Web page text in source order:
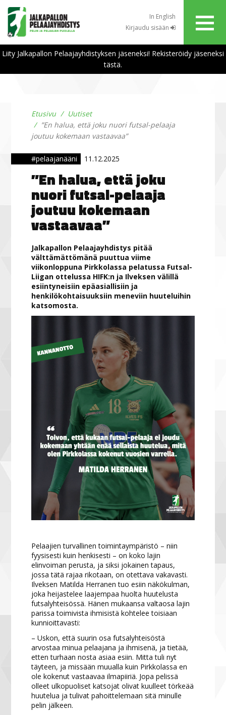
In English
Kirjaudu sisään
Liity Jalkapallon Pelaajayhdistyksen jäseneksi! Rekisteröidy jäseneksi
tästä.
Etusivu
Uutiset
”En halua, että joku nuori futsal-pelaaja
joutuu kokemaan vastaavaa”
#pelaajanääni 11.12.2025
”En halua, että joku
nuori futsal-pelaaja
joutuu kokemaan
vastaavaa”
Jalkapallon Pelaajayhdistys pitää
välttämättömänä puuttua viime
viikonloppuna Pirkkolassa pelatussa Futsal-
Liigan ottelussa HIFK:n ja Ilveksen välillä
esiintyneisiin epäasiallisiin ja
henkilökohtaisuuksiin meneviin huuteluihin
katsomosta.
Pelaajien turvallinen toimintaympäristö – niin
fyysisesti kuin henkisesti – on koko lajin
elinvoiman perusta, ja siksi jokainen tapaus,
jossa tätä rajaa rikotaan, on otettava vakavasti.
Ilveksen Matilda Herranen tuo esiin näkökulman,
joka heijastelee laajempaa huolta huutelusta
futsalyhteisössä. Hänen mukaansa valtaosa lajin
parissa toimivista ihmisistä kohtelee toisiaan
kunnioittavasti:
– Uskon, että suurin osa futsalyhteisöstä
arvostaa minua pelaajana ja ihmisenä, ja tietää,
etten turhaan nosta asiaa esiin. Mitta tuli nyt
täyteen, ja missään muualla kuin Pirkkolassa en
ole kokenut vastaavaa ilmapiiriä. Jopa pelissä
olleet ulkopuoliset katsojat olivat kuulleet törkeää
huutelua ja tulivat pahoittelemaan sitä minulle
pelin jälkeen.